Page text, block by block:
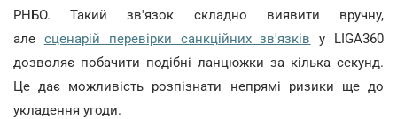
РНБО. Такий зв'язок складно виявити вручну,
але сценарій перевірки санкційних зв'язків у LIGA360
дозволяє побачити подібні ланцюжки за кілька секунд.
Це дає можливість розпізнати непрямі ризики ще до
укладення угоди.